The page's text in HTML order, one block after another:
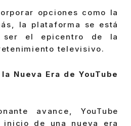
opciones como la
la plataforma se está
ser el epicentro de la
televisivo.
Nueva Era de YouTube
avance, YouTube
inicio de una nueva era